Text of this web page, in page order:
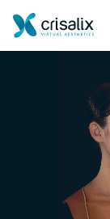
外科医生之家
3D商务平台